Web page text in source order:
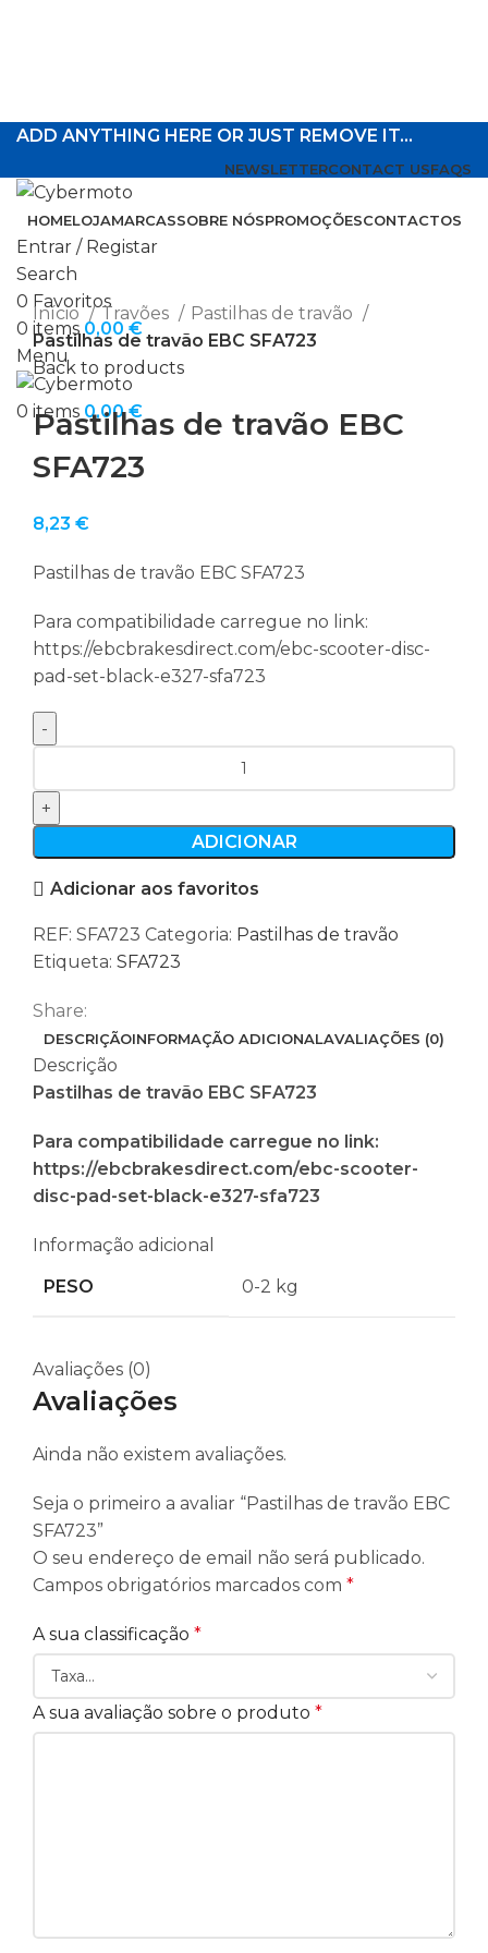
ADD ANYTHING HERE OR JUST REMOVE IT…
NEWSLETTERCONTACT USFAQS
HOMELOJAMARCASSOBRE NÓSPROMOÇÕESCONTACTOS
Entrar / Registar
Search
0 Favoritos
0 items 0,00 €
Menu
0 items 0,00€
Click to enlarge
Início
Travões
Pastilhas de travão
Pastilhas de travão EBC SFA723
Back to products
Pastilhas de travão EBC
SFA723
8,23 €
Pastilhas de travão EBC SFA723
Para compatibilidade carregue no link:
https://ebcbrakesdirect.com/ebc-scooter-disc-
pad-set-black-e327-sfa723
de
Pastilhas
EBC
ADICIONAR
Adicionar aos favoritos
REF: SFA723 Categoria: Pastilhas de travão
Etiqueta: SFA723
Share:
DESCRIÇÃOINFORMAÇÃO ADICIONALAVALIAÇÕES (0)
Descrição
Pastilhas de travão EBC SFA723
Para compatibilidade carregue no link:
https://ebcbrakesdirect.com/ebc-scooter-
disc-pad-set-black-e327-sfa723
Informação adicional
PESO
0-2 kg
Avaliações (0)
Avaliações
Ainda não existem avaliações.
Seja o primeiro a avaliar “Pastilhas de travão EBC
SFA723”
O seu endereço de email não será publicado.
Campos obrigatórios marcados com *
A sua classificação *
A sua avaliação sobre o produto *